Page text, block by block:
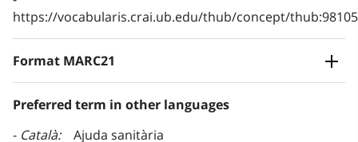
https://vocabularis.crai.ub.edu/thub/concept/
Format MARC21
Preferred term in other languages
Català
Ajuda sanitària